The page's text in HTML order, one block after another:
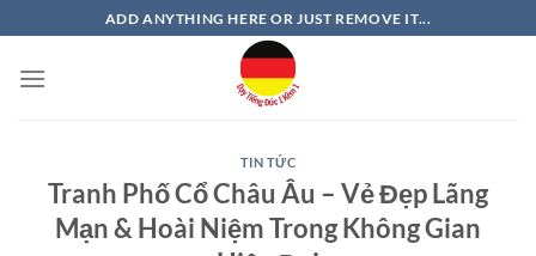
qua
nội
ADD ANYTHING HERE OR JUST REMOVE IT...
TIN TỨC
Tranh Phố Cổ Châu Âu – Vẻ Đẹp Lãng
Mạn & Hoài Niệm Trong Không Gian